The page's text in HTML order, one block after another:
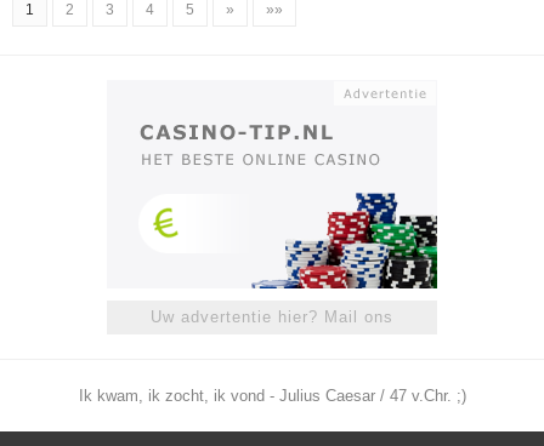
1 2 3 4 5 » »»
Uw advertentie hier? Mail ons
Ik kwam, ik zocht, ik vond - Julius Caesar / 47 v.Chr. ;)